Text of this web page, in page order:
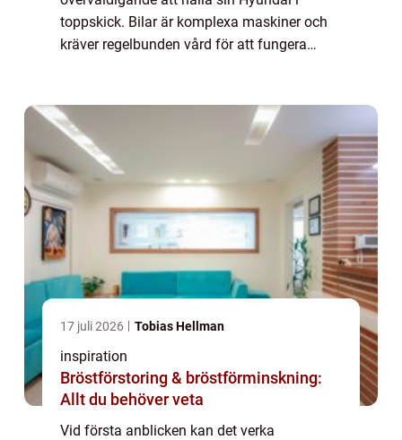
toppskick. Bilar är komplexa maskiner och
kräver regelbunden vård för att fungera
17 juli 2026 Tobias Hellman
inspiration
Bröstförstoring & bröstförminskning:
Allt du behöver veta
Vid första anblicken kan det verka